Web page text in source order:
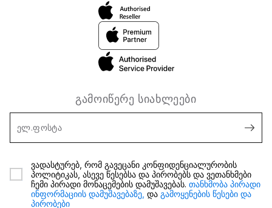
გამოიწერე სიახლეები
ელ.ფოსტა
ვადასტურებ, რომ გავეცანი კონფიდენციალურობის
პოლიტიკას, ასევე წესებსა და პირობებს და ვეთანხმები
ჩემი პირადი მონაცემების დამუშავებას. თანხმობა პირადი
ინფორმაციის დამუშავებაზე, და გამოყენების წესები და
პირობები